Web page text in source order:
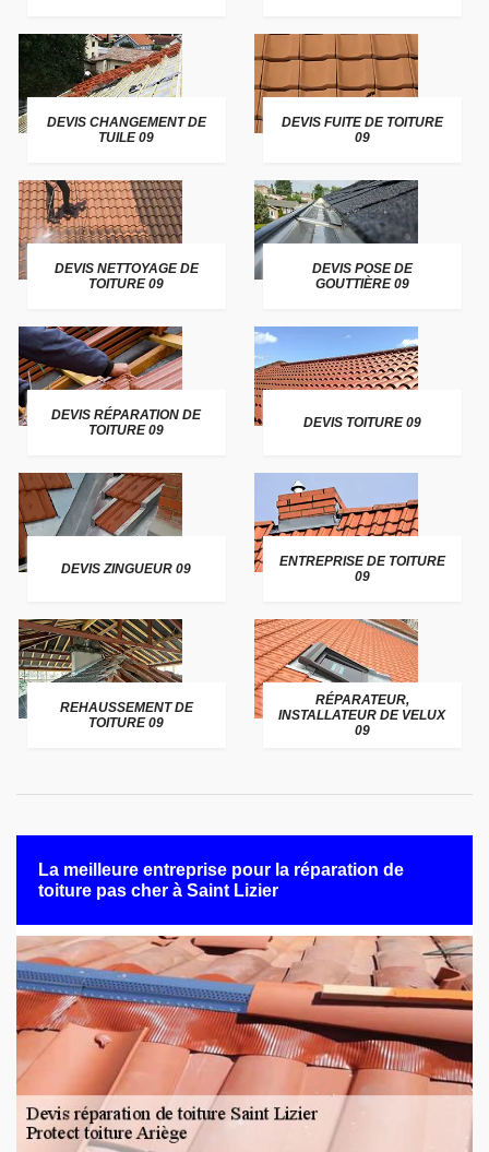
DEVIS CHANGEMENT DE
TUILE 09
DEVIS FUITE DE TOITURE
09
DEVIS NETTOYAGE DE
TOITURE 09
DEVIS POSE DE
GOUTTIÈRE 09
DEVIS RÉPARATION DE
TOITURE 09
DEVIS TOITURE 09
DEVIS ZINGUEUR 09
ENTREPRISE DE TOITURE
09
REHAUSSEMENT DE
TOITURE 09
RÉPARATEUR,
INSTALLATEUR DE VELUX
09
La meilleure entreprise pour la réparation de
toiture pas cher à Saint Lizier